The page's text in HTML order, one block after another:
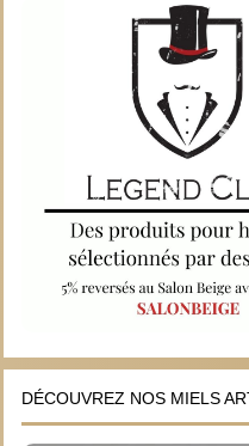
pays
16 novembre 2018
DÉCOUVREZ NOS MIELS